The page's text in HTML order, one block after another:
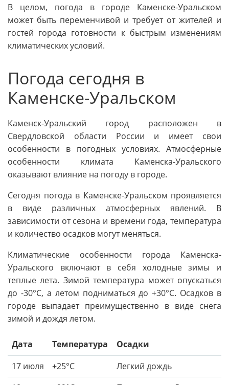
В целом, погода в городе Каменске-Уральском
может быть переменчивой и требует от жителей и
гостей города готовности к быстрым изменениям
климатических условий.
Погода сегодня в
Каменске-Уральском
Каменск-Уральский город расположен в
Свердловской области России и имеет свои
особенности в погодных условиях. Атмосферные
особенности климата Каменска-Уральского
оказывают влияние на погоду в городе.
Сегодня погода в Каменске-Уральском проявляется
в виде различных атмосферных явлений. В
зависимости от сезона и времени года, температура
и количество осадков могут меняться.
Климатические особенности города Каменска-
Уральского включают в себя холодные зимы и
теплые лета. Зимой температура может опускаться
до -30°C, а летом подниматься до +30°C. Осадков в
городе выпадает преимущественно в виде снега
зимой и дождя летом.
Дата Температура
Осадки
17 июля
+25°C
Легкий дождь